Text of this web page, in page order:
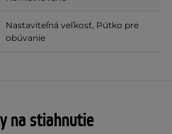
Nastaviteľná veľkosť, Pútko pre
obúvanie
na stiahnutie